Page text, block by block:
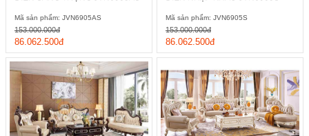
Mã sản phẩm: JVN6905AS
86.062.500đ
153.000.000đ
Mã sản phẩm: JVN6905S
86.062.500đ
153.000.000đ